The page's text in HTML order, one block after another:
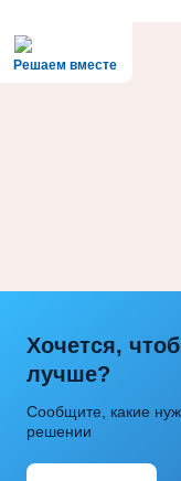
Решаем вместе
Хочется,
лучше?
Сообщите, какие
решении